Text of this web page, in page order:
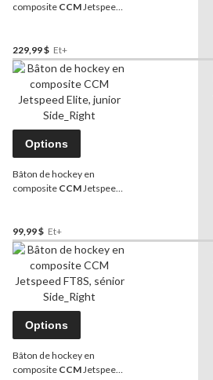
composite CCMJetspeed
229,99 $ Et+
Options
Bâton de hockey en
composite CCMJetspeed
99,99 $ Et+
Options
Bâton de hockey en
composite CCMJetspeed